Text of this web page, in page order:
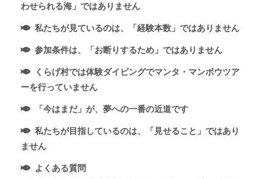
わせられる海」ではありません
私たちが見ているのは、「経験本数」ではありません
参加条件は、「お断りするため」ではありません
くらげ村では体験ダイビングでマンタ・マンボウツア
ーを行っていません
「今はまだ」が、夢への一番の近道です
私たちが目指しているのは、「見せること」ではあり
ません
よくある質問